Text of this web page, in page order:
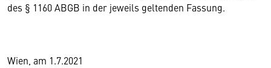
des § 1160 ABGB in der jeweils geltenden Fassung.
Wien, am 1.7.2021